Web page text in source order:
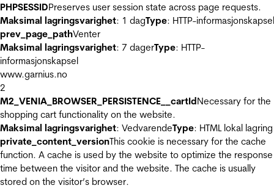
PHPSESSIDPreserves user session state across page requests.
Maksimal lagringsvarighet: 1 dagType: HTTP-informasjonskapsel
prev_page_pathVenter
Maksimal lagringsvarighet: 7 dagerType: HTTP-
informasjonskapsel
www.garnius.no
2
M2_VENIA_BROWSER_PERSISTENCE__cartIdNecessary for the
shopping cart functionality on the website.
Maksimal lagringsvarighet: VedvarendeType: HTML lokal lagring
private_content_versionThis cookie is necessary for the cache
function. A cache is used by the website to optimize the response
time between the visitor and the website. The cache is usually
stored on the visitor’s browser.